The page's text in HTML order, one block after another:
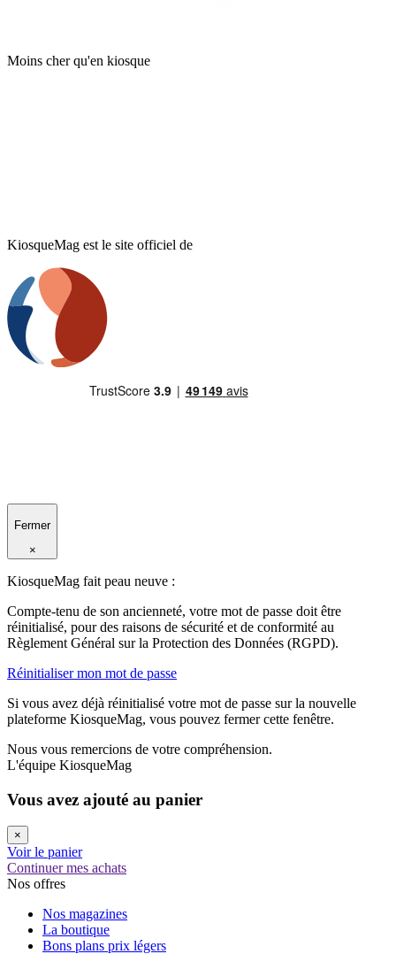
Moins cher qu'en kiosque
KiosqueMag est le site officiel de
Fermer
×
KiosqueMag fait peau neuve :
Compte-tenu de son ancienneté, votre mot de passe doit être
réinitialisé, pour des raisons de sécurité et de conformité au
Règlement Général sur la Protection des Données (RGPD).
Réinitialiser mon mot de passe
Si vous avez déjà réinitialisé votre mot de passe sur la nouvelle
plateforme KiosqueMag, vous pouvez fermer cette fenêtre.
Nous vous remercions de votre compréhension.
L'équipe KiosqueMag
Vous avez ajouté au panier
×
Voir le panier
Continuer mes achats
Nos offres
Nos magazines
La boutique
Bons plans prix légers